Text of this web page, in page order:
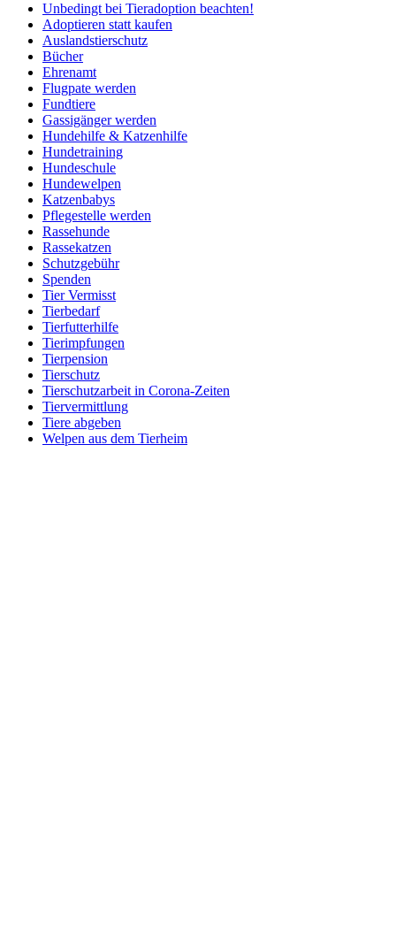
Unbedingt bei Tieradoption beachten!
Adoptieren statt kaufen
Auslandstierschutz
Bücher
Ehrenamt
Flugpate werden
Fundtiere
Gassigänger werden
Hundehilfe & Katzenhilfe
Hundetraining
Hundeschule
Hundewelpen
Katzenbabys
Pflegestelle werden
Rassehunde
Rassekatzen
Schutzgebühr
Spenden
Tier Vermisst
Tierbedarf
Tierfutterhilfe
Tierimpfungen
Tierpension
Tierschutz
Tierschutzarbeit in Corona-Zeiten
Tiervermittlung
Tiere abgeben
Welpen aus dem Tierheim